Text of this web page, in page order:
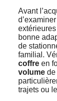
Avant
extérieures
bonne
de
familial.
coffre en
volume de
trajets ou